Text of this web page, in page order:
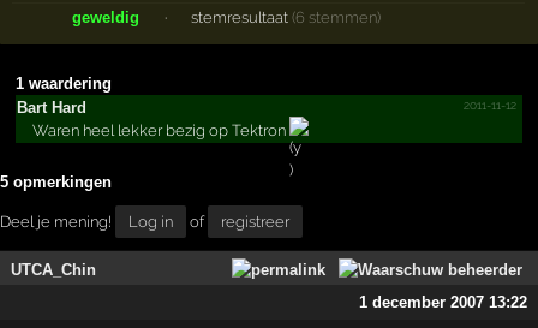
geweldig
· stemresultaat (6 stemmen)
1 waardering
Bart Hard
2011-11-12
Waren heel lekker bezig op Tektron
5 opmerkingen
Deel je mening! Log in of registreer
UTCA_Chin
1 december 2007 13:22